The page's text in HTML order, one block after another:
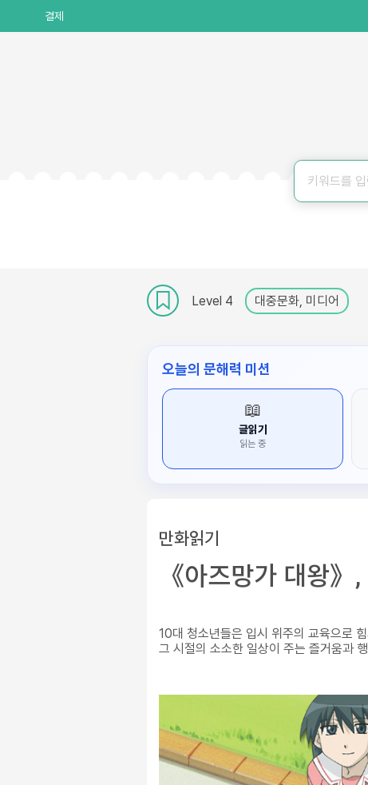
결제
Level 4 대중문화, 미디어
오늘의 문해력 미션
📖
글읽기
읽는 중
만화읽기
《아즈망가 대왕
10대 청소년들은 입시 위주의 교육으로
그 시절의 소소한 일상이 주는 즐거움과